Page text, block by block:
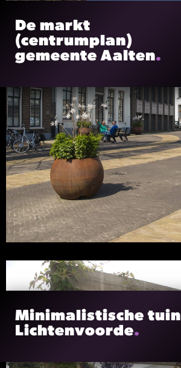
De markt
(centrumplan)
gemeente Aalten.
Minimalistische tuin
Lichtenvoorde.